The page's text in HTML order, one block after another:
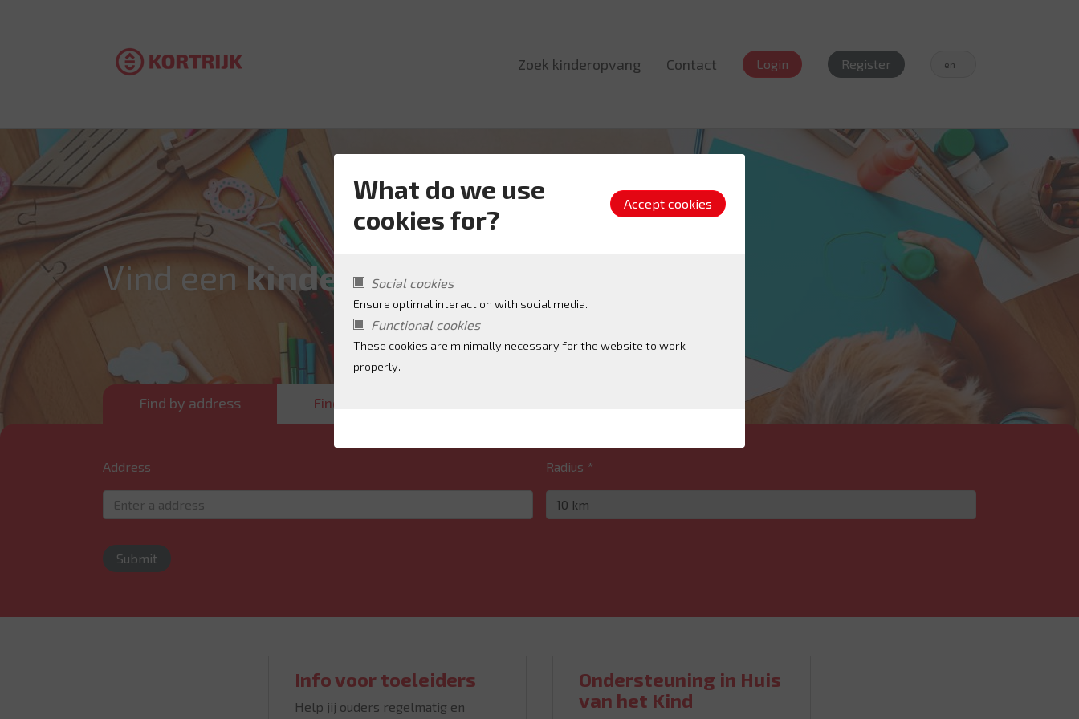
What do we use
cookies for?
Social cookies
Ensure optimal interaction with social media.
Functional cookies
These cookies are minimally necessary for the website to work
properly.
Zoek kinderopvang Contact Login Register en
Vind eenkinderopvang
Find by address Find along a route
Address Radius *
Info voor toeleiders
Help jij ouders regelmatig en
Ondersteuning in Huis
van het Kind